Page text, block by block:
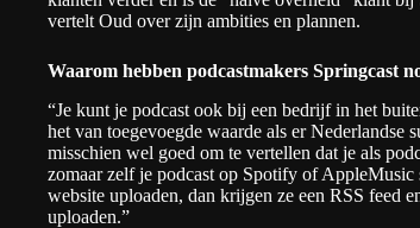
vertelt Oud over zijn ambities en plannen.
Waarom hebben podcastmakers Springcast
“Je kunt je podcast ook bij een bedrijf in het
het van toegevoegde waarde als er
misschien wel goed om te vertellen dat je als
zomaar zelf je podcast op Spotify of
website uploaden, dan krijgen ze een RSS feed
uploaden.”